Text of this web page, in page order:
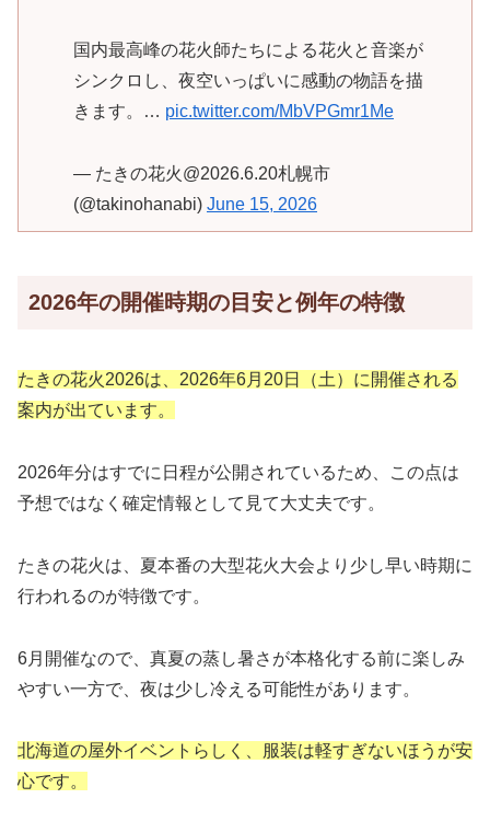
国内最高峰の花火師たちによる花火と音楽が
シンクロし、夜空いっぱいに感動の物語を描
きます。… pic.twitter.com/MbVPGmr1Me
— たきの花火@2026.6.20札幌市
(@takinohanabi) June 15, 2026
2026年の開催時期の目安と例年の特徴
たきの花火2026は、2026年6月20日（土）に開催される
案内が出ています。
2026年分はすでに日程が公開されているため、この点は
予想ではなく確定情報として見て大丈夫です。
たきの花火は、夏本番の大型花火大会より少し早い時期に
行われるのが特徴です。
6月開催なので、真夏の蒸し暑さが本格化する前に楽しみ
やすい一方で、夜は少し冷える可能性があります。
北海道の屋外イベントらしく、服装は軽すぎないほうが安
心です。